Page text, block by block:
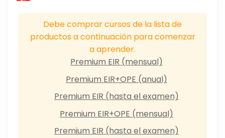
Debe comprar cursos de la lista de
productos a continuación para comenzar
a aprender.
Premium EIR (mensual)
Premium EIR+OPE (anual)
Premium EIR (hasta el examen)
Premium EIR+OPE (mensual)
Premium EIR (hasta el examen)